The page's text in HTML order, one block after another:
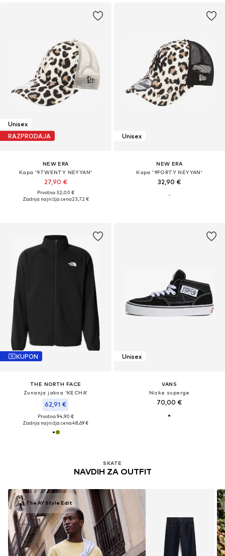
Unisex
RAZPRODAJA
NEW ERA
Kapa '9TWENTY NEYYAN'
27,90 €
Prvotno: 32,00 €
Zadnja najnižja cena23,72 €
Unisex
NEW ERA
Kapa '9FORTY NEYYAN'
32,90 €
KUPON
THE NORTH FACE
Zunanja jakna 'KECHA'
62,91 €
Prvotno: 94,90 €
Zadnja najnižja cena48,69 €
Unisex
VANS
Nizke superge
70,00 €
SKATE
NAVDIH ZA OUTFIT
The AY Style Edit